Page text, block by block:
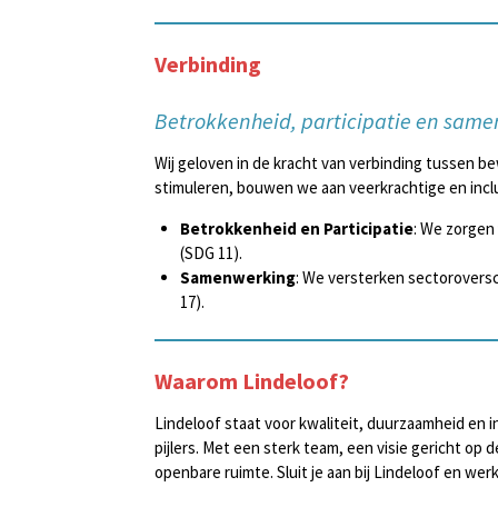
Verbinding
Betrokkenheid, participatie en
Wij geloven in de kracht van verbinding tussen
stimuleren, bouwen we aan veerkrachtige en
Betrokkenheid en Participatie: We
(SDG 11).
Samenwerking: We versterken
17).
Waarom Lindeloof?
Lindeloof staat voor kwaliteit, duurzaamheid en
pijlers. Met een sterk team, een visie gericht op
openbare ruimte. Sluit je aan bij Lindeloof en